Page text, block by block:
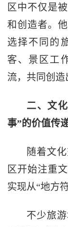
区中不仅是
和创造者。
选择不同的
客、景区工
流，共同创造
二、文
事”的价值传
随着文
区开始注重
实现从“地方
不少旅